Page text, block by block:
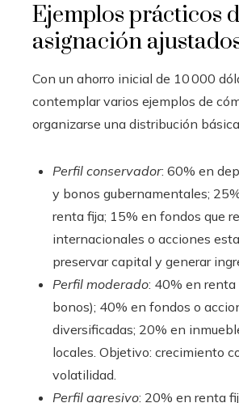
Ejemplos prácticos
asignación
Con un ahorro inicial de 10 000
contemplar varios ejemplos de
organizarse una distribución
Perfil conservador: 60% en
y bonos gubernamentales;
renta fija; 15% en fondos que
internacionales o acciones
preservar capital y generar
Perfil moderado: 40% en renta
bonos); 40% en fondos o
diversificadas; 20% en
locales. Objetivo: crecimiento
volatilidad.
Perfil agresivo: 20% en renta